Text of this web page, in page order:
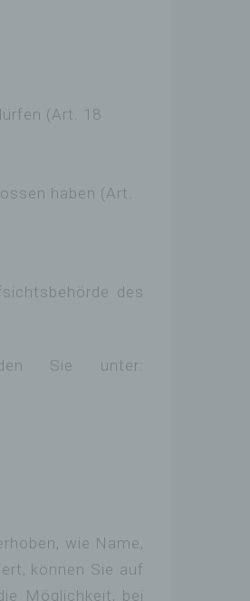
(Art. 18
haben (Art.
des
Sie unter:
wie Name,
können Sie auf
Möglichkeit, bei